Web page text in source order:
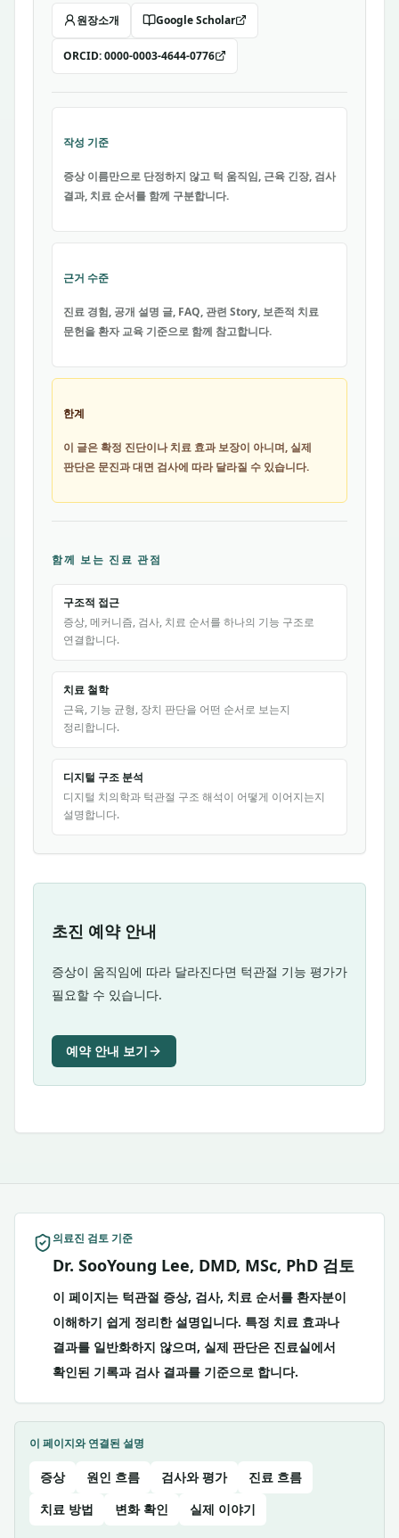
원장소개 Google Scholar
ORCID:0000-0003-4644-0776
작성 기준
증상 이름만으로 단정하지 않고 턱 움직임, 근육 긴장, 검사
결과, 치료 순서를 함께 구분합니다.
근거 수준
진료 경험, 공개 설명 글, FAQ, 관련 Story, 보존적 치료
문헌을 환자 교육 기준으로 함께 참고합니다.
한계
이 글은 확정 진단이나 치료 효과 보장이 아니며, 실제
판단은 문진과 대면 검사에 따라 달라질 수 있습니다.
함께 보는 진료 관점
구조적 접근
증상, 메커니즘, 검사, 치료 순서를 하나의 기능 구조로
연결합니다.
치료 철학
근육, 기능 균형, 장치 판단을 어떤 순서로 보는지
정리합니다.
디지털 구조 분석
디지털 치의학과 턱관절 구조 해석이 어떻게 이어지는지
설명합니다.
초진 예약 안내
증상이 움직임에 따라 달라진다면 턱관절 기능 평가가
필요할 수 있습니다.
예약 안내 보기
의료진 검토 기준
Dr. SooYoung Lee, DMD, MSc, PhD 검토
이 페이지는 턱관절 증상, 검사, 치료 순서를 환자분이
이해하기 쉽게 정리한 설명입니다. 특정 치료 효과나
결과를 일반화하지 않으며, 실제 판단은 진료실에서
확인된 기록과 검사 결과를 기준으로 합니다.
이 페이지와 연결된 설명
증상 원인 흐름 검사와 평가
진료 흐름
치료 방법
변화 확인 실제 이야기